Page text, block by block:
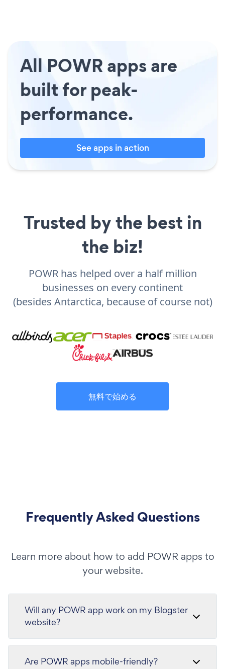
All POWR apps are
built for peak-
performance.
See apps in action
Trusted by the best in
the biz!
POWR has helped over a half million
businesses on every continent
(besides Antarctica, because of course not)
無料で始める
Frequently Asked Questions
Learn more about how to add POWR apps to
your website.
Will any POWR app work on my Blogster
website?
Are POWR apps mobile-friendly?